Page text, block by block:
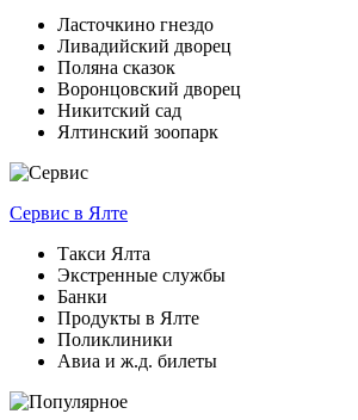
Ласточкино гнездо
Ливадийский дворец
Поляна сказок
Воронцовский дворец
Никитский сад
Ялтинский зоопарк
Сервис в Ялте
Такси Ялта
Экстренные службы
Банки
Продукты в Ялте
Поликлиники
Авиа и ж.д. билеты